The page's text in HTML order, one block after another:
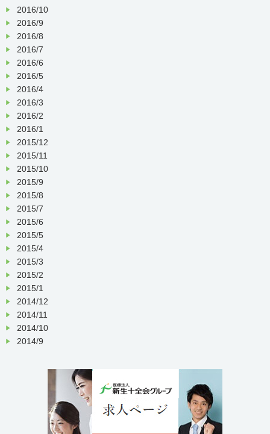
2016/10
2016/9
2016/8
2016/7
2016/6
2016/5
2016/4
2016/3
2016/2
2016/1
2015/12
2015/11
2015/10
2015/9
2015/8
2015/7
2015/6
2015/5
2015/4
2015/3
2015/2
2015/1
2014/12
2014/11
2014/10
2014/9